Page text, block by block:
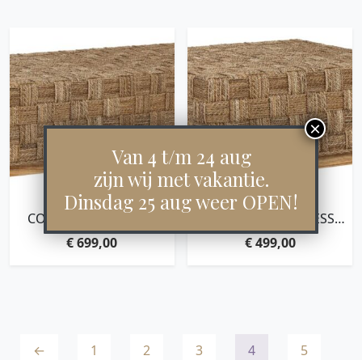
COFFEE TABLE CHESS
BOARD
RECTANGULAR,33X120X60
€699,00
COFFEE TABLE CHESS
BOARD SQUARE,33X70X70
CM, NATURAL ABACA
€499,00
← 1 2 3 4 5
Van 4 t/m 24 aug
zijn wij met vakantie.
Dinsdag 25 aug weer OPEN!